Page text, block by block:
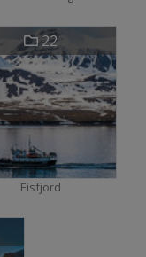
22
Eisfjord